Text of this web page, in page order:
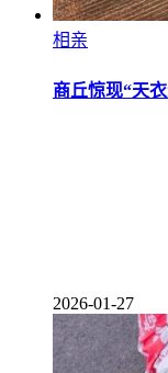
相亲
商丘惊现“天
2026-01-27